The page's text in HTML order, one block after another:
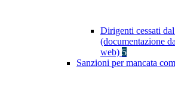
Dirigenti cessati
(documentazione
web) 5
Sanzioni per mancata